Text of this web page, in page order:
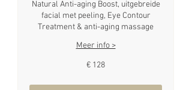
Natural Anti-aging Boost, uitgebreide
facial met peeling, Eye Contour
Treatment & anti-aging massage
Meer info >
€ 128